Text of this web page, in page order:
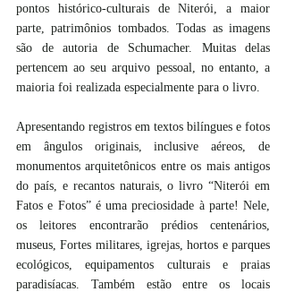
pontos histórico-culturais de Niterói, a maior
parte, patrimônios tombados. Todas as imagens
são de autoria de Schumacher. Muitas delas
pertencem ao seu arquivo pessoal, no entanto, a
maioria foi realizada especialmente para o livro.
Apresentando registros em textos bilíngues e fotos
em ângulos originais, inclusive aéreos, de
monumentos arquitetônicos entre os mais antigos
do país, e recantos naturais, o livro “Niterói em
Fatos e Fotos” é uma preciosidade à parte! Nele,
os leitores encontrarão prédios centenários,
museus, Fortes militares, igrejas, hortos e parques
ecológicos, equipamentos culturais e praias
paradisíacas. Também estão entre os locais